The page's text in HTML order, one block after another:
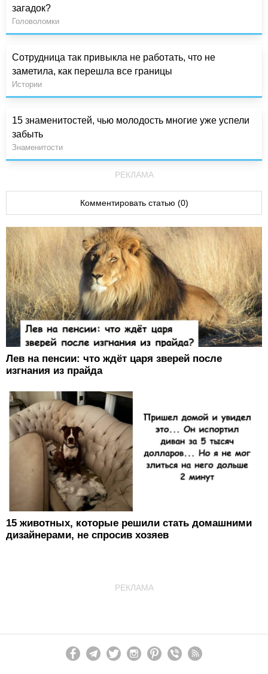
загадок?
Головоломки
Сотрудница так привыкла не работать, что не
заметила, как перешла все границы
Истории
15 знаменитостей, чью молодость многие уже успели
забыть
Знаменитости
РЕКЛАМА
Комментировать статью (0)
Лев на пенсии: что ждёт царя зверей после
изгнания из прайда
15 животных, которые решили стать домашними
дизайнерами, не спросив хозяев
РЕКЛАМА